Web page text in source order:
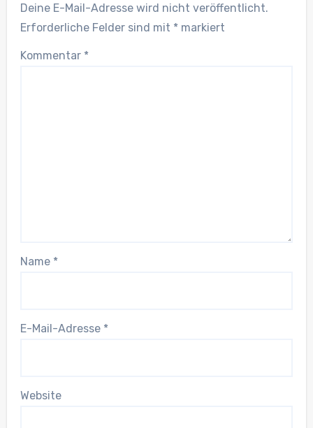
Deine E-Mail-Adresse wird nicht veröffentlicht.
Erforderliche Felder sind mit * markiert
Kommentar *
Name *
E-Mail-Adresse *
Website